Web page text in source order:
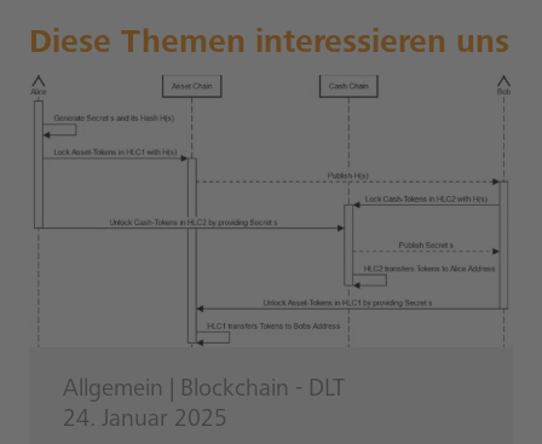
Diese Themen interessieren uns
Allgemein
Blockchain - DLT
24. Januar 2025